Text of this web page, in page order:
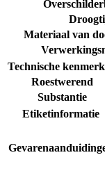
Materiaal van
Technische
Roestwerend
Substantie
Etiketinformatie